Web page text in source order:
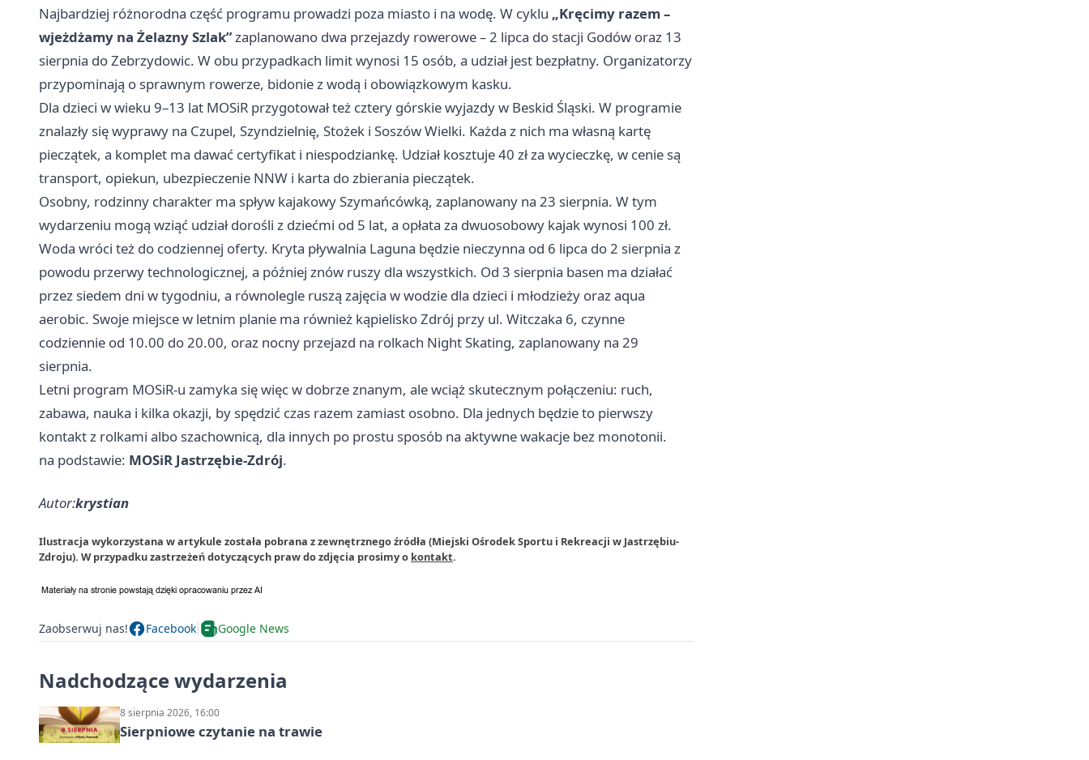
Najbardziej różnorodna część programu prowadzi poza miasto i na wodę. W cyklu „Kręcimy razem –
wjeżdżamy na Żelazny Szlak”zaplanowano dwa przejazdy rowerowe – 2 lipca do stacji Godów oraz 13
sierpnia do Zebrzydowic. W obu przypadkach limit wynosi 15 osób, a udział jest bezpłatny. Organizatorzy
przypominają o sprawnym rowerze, bidonie z wodą i obowiązkowym kasku.
Dla dzieci w wieku 9–13 lat MOSiR przygotował też cztery górskie wyjazdy w Beskid Śląski. W programie
znalazły się wyprawy na Czupel, Szyndzielnię, Stożek i Soszów Wielki. Każda z nich ma własną kartę
pieczątek, a komplet ma dawać certyfikat i niespodziankę. Udział kosztuje 40 zł za wycieczkę, w cenie są
transport, opiekun, ubezpieczenie NNW i karta do zbierania pieczątek.
Osobny, rodzinny charakter ma spływ kajakowy Szymańcówką, zaplanowany na 23 sierpnia. W tym
wydarzeniu mogą wziąć udział dorośli z dziećmi od 5 lat, a opłata za dwuosobowy kajak wynosi 100 zł.
Woda wróci też do codziennej oferty. Kryta pływalnia Laguna będzie nieczynna od 6 lipca do 2 sierpnia z
powodu przerwy technologicznej, a później znów ruszy dla wszystkich. Od 3 sierpnia basen ma działać
przez siedem dni w tygodniu, a równolegle ruszą zajęcia w wodzie dla dzieci i młodzieży oraz aqua
aerobic. Swoje miejsce w letnim planie ma również kąpielisko Zdrój przy ul. Witczaka 6, czynne
codziennie od 10.00 do 20.00, oraz nocny przejazd na rolkach Night Skating, zaplanowany na 29
sierpnia.
Letni program MOSiR-u zamyka się więc w dobrze znanym, ale wciąż skutecznym połączeniu: ruch,
zabawa, nauka i kilka okazji, by spędzić czas razem zamiast osobno. Dla jednych będzie to pierwszy
kontakt z rolkami albo szachownicą, dla innych po prostu sposób na aktywne wakacje bez monotonii.
na podstawie: MOSiR Jastrzębie-Zdrój.
Autor:krystian
Ilustracja wykorzystana w artykule została pobrana z zewnętrznego źródła (Miejski Ośrodek Sportu i Rekreacji w Jastrzębiu-
Zdroju). W przypadku zastrzeżeń dotyczących praw do zdjęcia prosimy o kontakt.
Zaobserwuj nas! Facebook Google News
Nadchodzące wydarzenia
8 sierpnia 2026, 16:00
Sierpniowe czytanie na trawie